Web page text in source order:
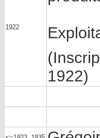
1922
1922)